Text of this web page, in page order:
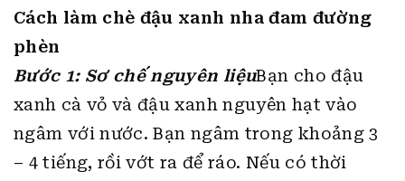
Cách làm chè đậu xanh nha đam đường
phèn
Bước 1: Sơ chế nguyên liệuBạn cho đậu
xanh cà vỏ và đậu xanh nguyên hạt vào
ngâm với nước. Bạn ngâm trong khoảng 3
– 4 tiếng, rồi vớt ra để ráo. Nếu có thời